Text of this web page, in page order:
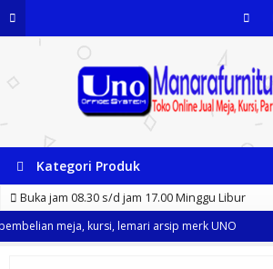
Kategori Produk
Buka jam 08.30 s/d jam 17.00 Minggu Libur
meja, kursi, lemari arsip merk UNO